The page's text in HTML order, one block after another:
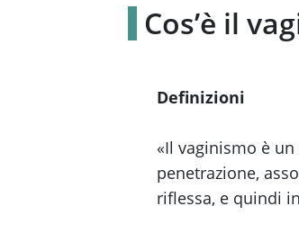
Cos’è il
Definizioni
«Il vaginismo è
penetrazione,
riflessa, e quindi